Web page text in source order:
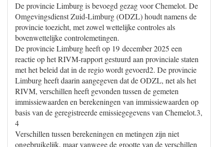
De provincie Limburg is bevoegd gezag voor Chemelot. De
Omgevingsdienst Zuid-Limburg (ODZL) houdt namens de
provincie toezicht, met zowel wettelijke controles als
bovenwettelijke controlemetingen.
De provincie Limburg heeft op 19 december 2025 een
reactie op het RIVM-rapport gestuurd aan provinciale staten
met het beleid dat in de regio wordt gevoerd2. De provincie
Limburg heeft daarin aangegeven dat de ODZL, net als het
RIVM, verschillen heeft gevonden tussen de gemeten
immissiewaarden en berekeningen van immissiewaarden op
basis van de geregistreerde emissiegegevens van Chemelot.3,
4
Verschillen tussen berekeningen en metingen zijn niet
ongebruikelijk, maar vanwege de grootte van de verschillen